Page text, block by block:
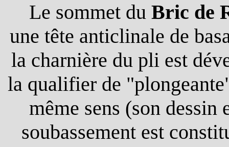
Le sommet du Bric de
une tête anticlinale de
la charnière du pli est
la qualifier de
même sens (son
soubassement est